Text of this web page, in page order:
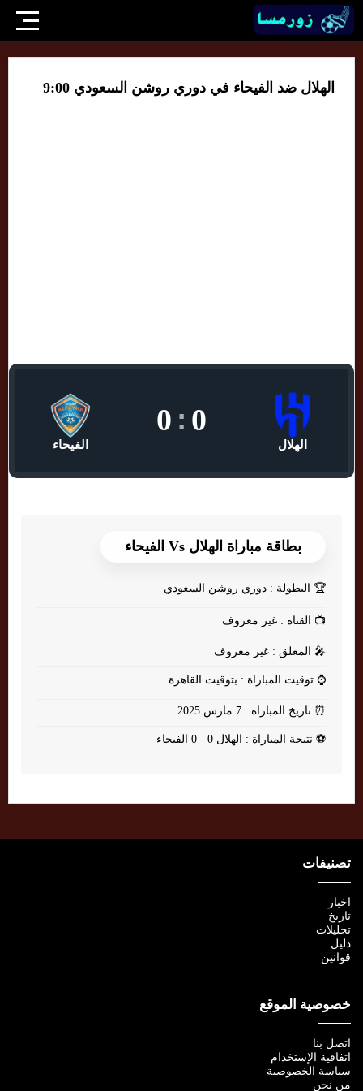
الهلال ضد الفيحاء في دوري روشن السعودي 9:00
الهلال
0
:
0
الفيحاء
بطاقة مباراة الهلال Vs الفيحاء
🏆 البطولة : دوري روشن السعودي
📺 القناة : غير معروف
🎤 المعلق : غير معروف
⌚ توقيت المباراة : بتوقيت القاهرة
⏰ تاريخ المباراة : 7 مارس 2025
⚽ نتيجة المباراة : الهلال 0 - 0 الفيحاء
تصنيفات
اخبار
تاريخ
تحليلات
دليل
قوانين
خصوصية الموقع
اتصل بنا
اتفاقية الإستخدام
سياسة الخصوصية
من نحن